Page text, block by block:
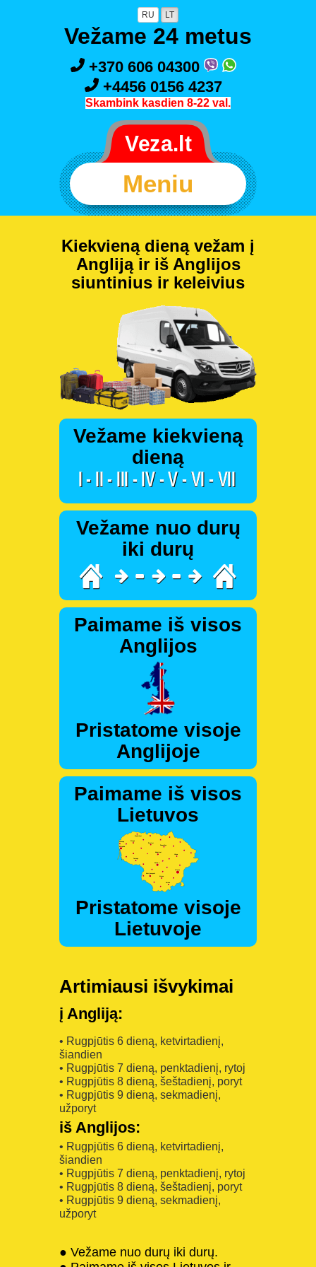
RU LT
Vežame 24 metus
+370 606 04300
+4456 0156 4237
Skambink kasdien 8-22 val.
Meniu
Kiekvieną dieną vežam į
Angliją ir iš Anglijos
siuntinius ir keleivius
Vežame kiekvieną
dieną
Vežame nuo durų
iki durų
Paimame iš visos
Anglijos
Pristatome visoje
Anglijoje
Paimame iš visos
Lietuvos
Pristatome visoje
Lietuvoje
Artimiausi išvykimai
į Angliją:
• Rugpjūtis 6 dieną, ketvirtadienį,
šiandien
• Rugpjūtis 7 dieną, penktadienį, rytoj
• Rugpjūtis 8 dieną, šeštadienį, poryt
• Rugpjūtis 9 dieną, sekmadienį,
užporyt
iš Anglijos:
• Rugpjūtis 6 dieną, ketvirtadienį,
šiandien
• Rugpjūtis 7 dieną, penktadienį, rytoj
• Rugpjūtis 8 dieną, šeštadienį, poryt
• Rugpjūtis 9 dieną, sekmadienį,
užporyt
● Vežame nuo durų iki durų.